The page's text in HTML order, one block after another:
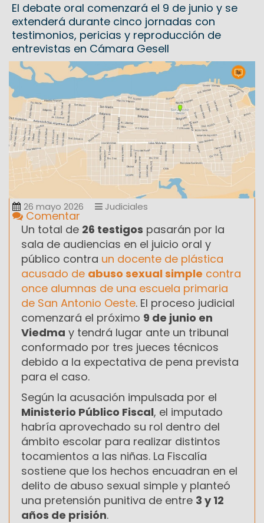
El debate oral comenzará el 9 de junio y se
extenderá durante cinco jornadas con
testimonios, pericias y reproducción de
entrevistas en Cámara Gesell
26 mayo 2026 Judiciales
Comentar
Un total de 26 testigos pasarán por la
sala de audiencias en el juicio oral y
público contra un docente de plástica
acusado de abuso sexual simple contra
once alumnas de una escuela primaria
de San Antonio Oeste. El proceso judicial
comenzará el próximo 9 de junio en
Viedma y tendrá lugar ante un tribunal
conformado por tres jueces técnicos
debido a la expectativa de pena prevista
para el caso.
Según la acusación impulsada por el
Ministerio Público Fiscal, el imputado
habría aprovechado su rol dentro del
ámbito escolar para realizar distintos
tocamientos a las niñas. La Fiscalía
sostiene que los hechos encuadran en el
delito de abuso sexual simple y planteó
una pretensión punitiva de entre 3 y 12
años de prisión.